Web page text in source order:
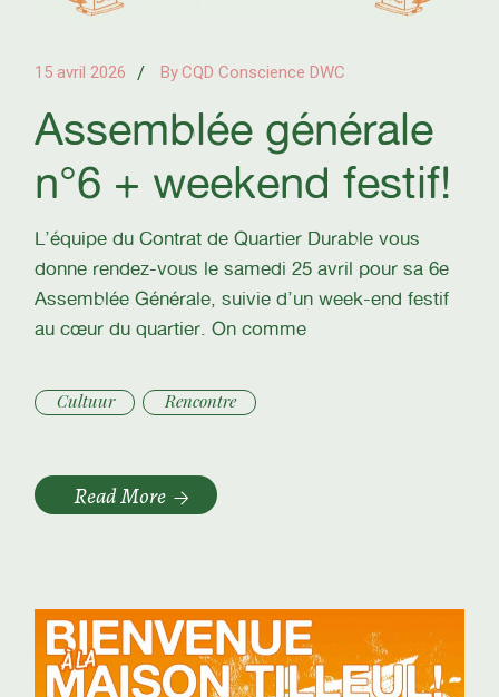
15 avril 2026 ByCQD Conscience DWC
Assemblée générale
n°6 + weekend festif!
L’équipe du Contrat de Quartier Durable vous
donne rendez-vous le samedi 25 avril pour sa 6e
Assemblée Générale, suivie d’un week-end festif
au cœur du quartier. On comme
Cultuur Rencontre
Read More